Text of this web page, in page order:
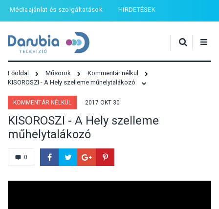
Médiaajánlat és szolgáltatások HIRDETÉSEK
Főoldal Műsorok
Kommentár nélkül
KISOROSZI - A Hely szelleme műhelytalákozó
KOMMENTÁR NÉLKÜL 2017 OKT 30
KISOROSZI - A Hely szelleme
műhelytalákozó
0